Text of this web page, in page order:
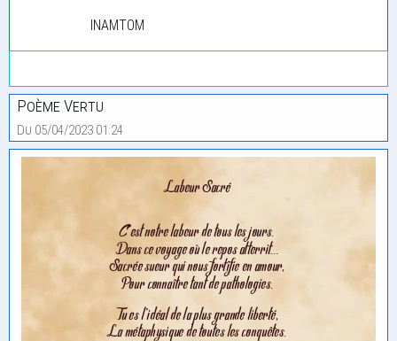
INAMTOM
Poème Vertu
Du 05/04/2023 01:24